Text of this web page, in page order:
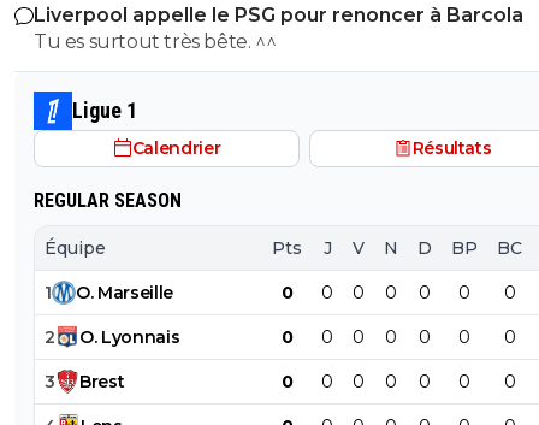
le PSG a traiter Kylian Mbappé lorsqu'il avait voulu
PSG.
Liverpool appelle le PSG pour renoncer à Barcola
Tu es surtout très bête. ^^
Ligue 1
Calendrier Résultats
REGULAR SEASON
Équipe Pts J V N D BP BC
1 O. Marseille 0 0 0 0 0 0 0
2 O. Lyonnais 0 0 0 0 0 0 0
3 Brest 0 0 0 0 0 0 0